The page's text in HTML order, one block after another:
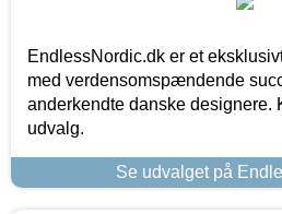
EndlessNordic.dk er et
med verdensomspændende
anderkendte danske designere.
udvalg.
Se udvalget på